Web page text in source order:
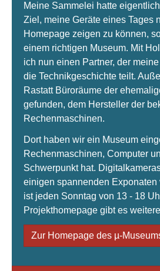
Meine Sammelei hatte
Ziel, meine Geräte eines Tages
Homepage zeigen zu können,
einem richtigen Museum. Mit
ich nun einen Partner, der
die Technikgeschichte teilt.
Rastatt Büroräume der
gefunden, dem Hersteller der
Rechenmaschinen.
Dort haben wir ein Museum
Rechenmaschinen, Computer
Schwerpunkt hat.
einigen spannenden Exponaten
ist jeden Sonntag von 13 - 18
Projekthomepage gibt es
Zur Homepage des µ-